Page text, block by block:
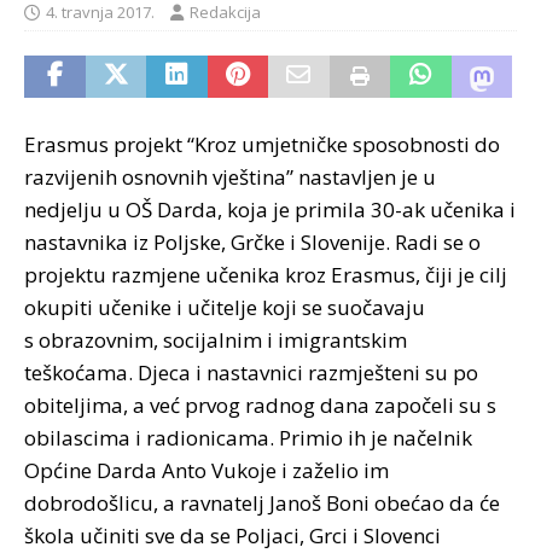
4. travnja 2017. Redakcija
Erasmus projekt “Kroz umjetničke sposobnosti do
razvijenih osnovnih vještina” nastavljen je u
nedjelju u OŠ Darda, koja je primila 30-ak učenika i
nastavnika iz Poljske, Grčke i Slovenije. Radi se o
projektu razmjene učenika kroz Erasmus, čiji je cilj
okupiti učenike i učitelje koji se suočavaju
s obrazovnim, socijalnim i imigrantskim
teškoćama. Djeca i nastavnici razmješteni su po
obiteljima, a već prvog radnog dana započeli su s
obilascima i radionicama. Primio ih je načelnik
Općine Darda Anto Vukoje i zaželio im
dobrodošlicu, a ravnatelj Janoš Boni obećao da će
škola učiniti sve da se Poljaci, Grci i Slovenci